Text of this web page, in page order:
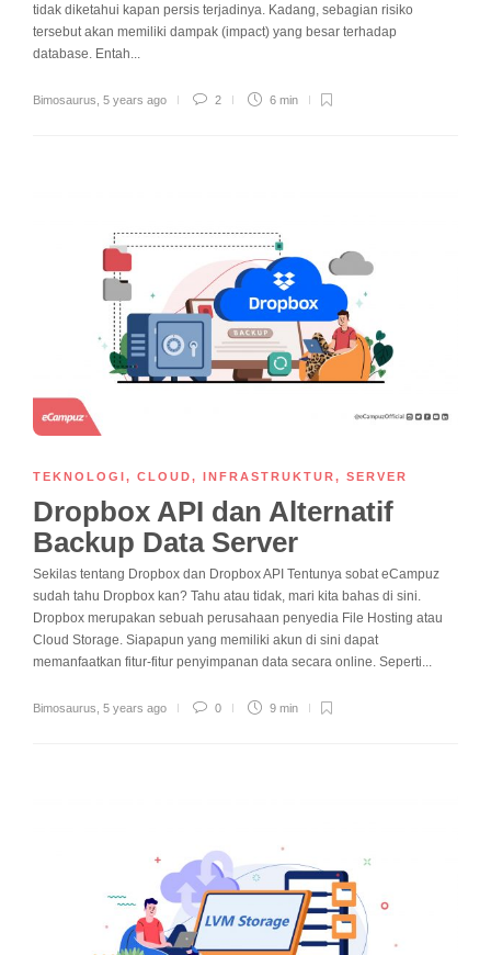
tidak diketahui kapan persis terjadinya. Kadang, sebagian risiko
tersebut akan memiliki dampak (impact) yang besar terhadap
database. Entah...
Bimosaurus 5 years ago 2 6 min
TEKNOLOGI, CLOUD, INFRASTRUKTUR, SERVER
Dropbox API dan Alternatif
Backup Data Server
Sekilas tentang Dropbox dan Dropbox API Tentunya sobat eCampuz
sudah tahu Dropbox kan? Tahu atau tidak, mari kita bahas di sini.
Dropbox merupakan sebuah perusahaan penyedia File Hosting atau
Cloud Storage. Siapapun yang memiliki akun di sini dapat
memanfaatkan fitur-fitur penyimpanan data secara online. Seperti...
Bimosaurus 5 years ago 0 9 min